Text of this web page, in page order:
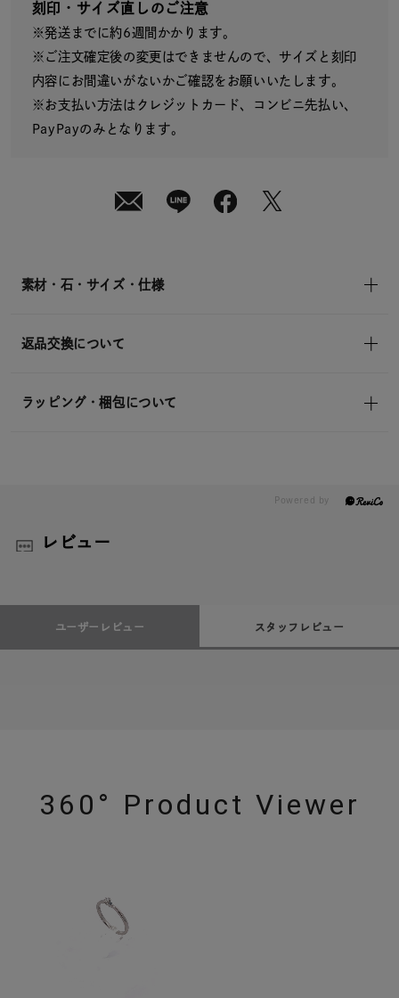
刻印・サイズ直しのご注意
※発送までに約6週間かかります。
※ご注文確定後の変更はできませんので、サイズと刻印
内容にお間違いがないかご確認をお願いいたします。
※お支払い方法はクレジットカード、コンビニ先払い、
PayPayのみとなります。
素材・石・サイズ・仕様
返品交換について
ラッピング・梱包について
レビュー
ユーザーレビュー スタッフレビュー
360° Product Viewer